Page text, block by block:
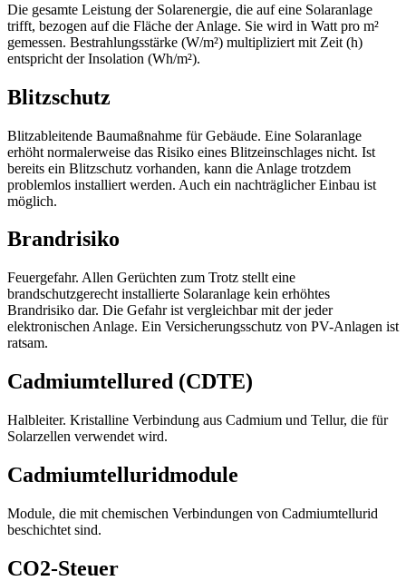
Die gesamte Leistung der Solarenergie, die auf eine Solaranlage
trifft, bezogen auf die Fläche der Anlage. Sie wird in Watt pro m²
gemessen. Bestrahlungsstärke (W/m²) multipliziert mit Zeit (h)
entspricht der Insolation (Wh/m²).
Blitzschutz
Blitzableitende Baumaßnahme für Gebäude. Eine Solaranlage
erhöht normalerweise das Risiko eines Blitzeinschlages nicht. Ist
bereits ein Blitzschutz vorhanden, kann die Anlage trotzdem
problemlos installiert werden. Auch ein nachträglicher Einbau ist
möglich.
Brandrisiko
Feuergefahr. Allen Gerüchten zum Trotz stellt eine
brandschutzgerecht installierte Solaranlage kein erhöhtes
Brandrisiko dar. Die Gefahr ist vergleichbar mit der jeder
elektronischen Anlage. Ein Versicherungsschutz von PV-Anlagen ist
ratsam.
Cadmiumtellured (CDTE)
Halbleiter. Kristalline Verbindung aus Cadmium und Tellur, die für
Solarzellen verwendet wird.
Cadmiumtelluridmodule
Module, die mit chemischen Verbindungen von Cadmiumtellurid
beschichtet sind.
CO2-Steuer